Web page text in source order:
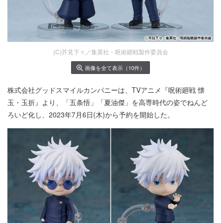
(C)芥見下々／集英社・呪術廻戦製作委員会
画像を全て表示（10件）
株式会社グッドスマイルカンパニーは、TVアニメ『呪術廻戦 懐
玉・玉折』より、「五条悟」「夏油傑」を高専時代の姿でねんど
ろいど化し、2023年7月6日(木)から予約を開始した。